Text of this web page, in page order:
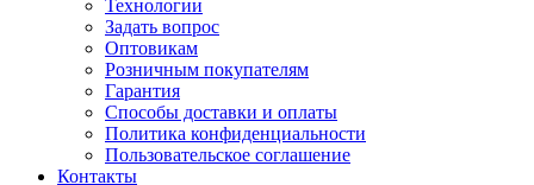
Технологии
Задать вопрос
Оптовикам
Розничным покупателям
Гарантия
Способы доставки и оплаты
Политика конфиденциальности
Пользовательское соглашение
Контакты